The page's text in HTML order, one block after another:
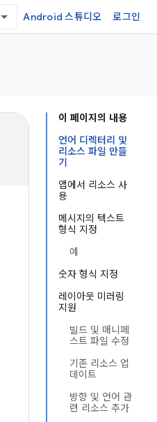
Android 스튜디오 로그인
이 페이지의 내용
언어 디렉터리 및
리소스 파일 만들
기
앱에서 리소스 사
용
메시지의 텍스트
형식 지정
예
숫자 형식 지정
레이아웃 미러링
지원
빌드 및 매니페
스트 파일 수정
기존 리소스 업
데이트
방향 및 언어 관
련 리소스 추가